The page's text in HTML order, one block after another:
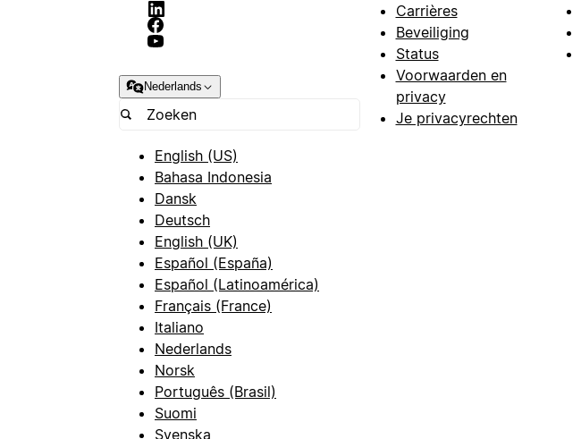
Nederlands
English (US)
Bahasa Indonesia
Dansk
Deutsch
English (UK)
Español (España)
Español (Latinoamérica)
Français (France)
Italiano
Nederlands
Norsk
Português (Brasil)
Suomi
Svenska
Carrières
Beveiliging
Status
Voorwaarden en
privacy
Je privacyrechten